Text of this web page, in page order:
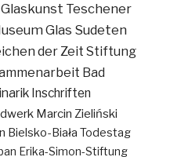
Glaskunst Teschener
Glas Sudeten
der ZeitStiftung
Bad
Inschriften
Marcin Zieliński
Bielsko-Biała Todestag
Erika-Simon-Stiftung